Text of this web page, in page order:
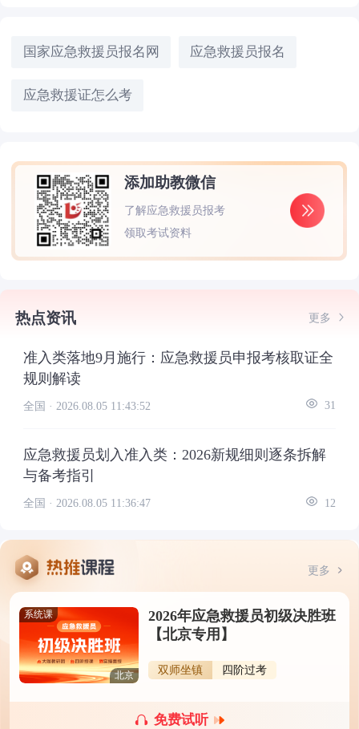
国家应急救援员报名网 应急救援员报名
应急救援证怎么考
添加助教微信
了解应急救援员报考
领取考试资料
热点资讯 更多
准入类落地9月施行：应急救援员申报考核取证全
规则解读
全国 · 2026.08.05 11:43:52 31
应急救援员划入准入类：2026新规细则逐条拆解
与备考指引
全国 · 2026.08.05 11:36:47 12
更多
系统课
北京
2026年应急救援员初级决胜班
【北京专用】
双师坐镇 四阶过考
免费试听